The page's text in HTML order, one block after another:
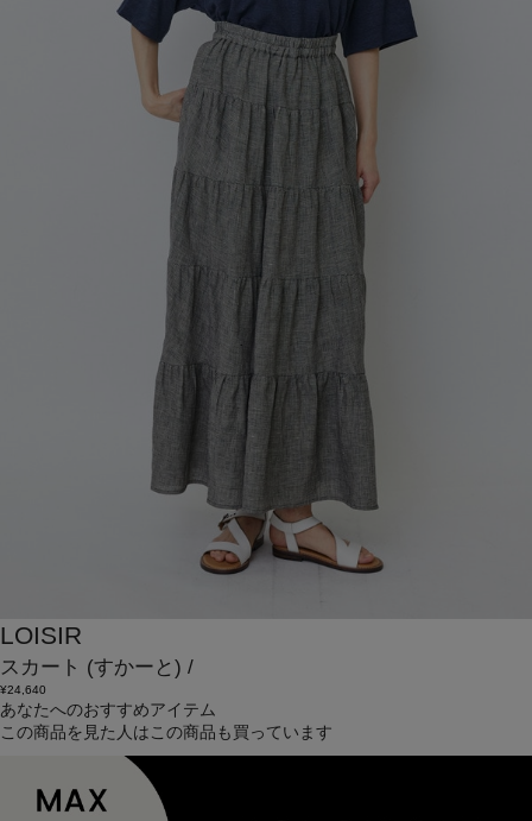
LOISIR
スカート (すかーと) /
¥24,640
あなたへのおすすめアイテム
この商品を見た人はこの商品も買っています